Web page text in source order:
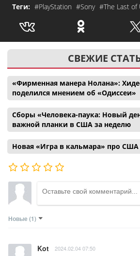
Теги: #PlayStation #Sony #The Last of
СВЕЖИЕ
«Фирменная манера Нолана»:
поделился мнением об «Одиссеи»
Сборы «Человека-паука: Новый
важной планки в США за неделю
Новая «Игра в кальмара» про США
Новые (1)
Kot 2024.02.04 07:50